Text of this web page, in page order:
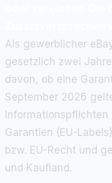
Als gewerblicher
gesetzlich zwei
davon, ob eine
September 2026
Garantien (EU-
bzw. EU-Recht und
und Kaufland.